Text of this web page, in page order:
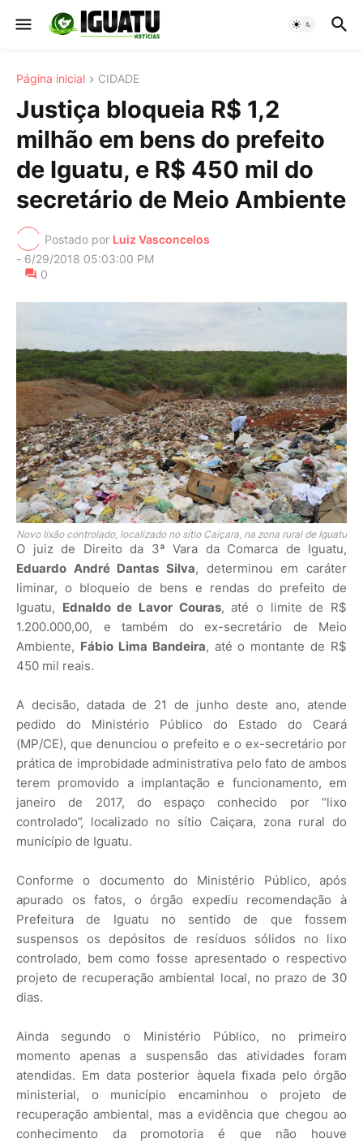
Página inicial CIDADE
Justiça bloqueia R$ 1,2
milhão em bens do prefeito
de Iguatu, e R$ 450 mil do
secretário de Meio Ambiente
Postado por Luiz Vasconcelos
- 6/29/2018 05:03:00 PM
0
Novo lixão controlado, localizado no sítio Caiçara, na zona rural de Iguatu
O juiz de Direito da 3ª Vara da Comarca de Iguatu,
Eduardo André Dantas Silva, determinou em caráter
liminar, o bloqueio de bens e rendas do prefeito de
Iguatu, Ednaldo de Lavor Couras, até o limite de R$
1.200.000,00, e também do ex-secretário de Meio
Ambiente, Fábio Lima Bandeira, até o montante de R$
450 mil reais.
A decisão, datada de 21 de junho deste ano, atende
pedido do Ministério Público do Estado do Ceará
(MP/CE), que denunciou o prefeito e o ex-secretário por
prática de improbidade administrativa pelo fato de ambos
terem promovido a implantação e funcionamento, em
janeiro de 2017, do espaço conhecido por “lixo
controlado”, localizado no sítio Caiçara, zona rural do
município de Iguatu.
Conforme o documento do Ministério Público, após
apurado os fatos, o órgão expediu recomendação à
Prefeitura de Iguatu no sentido de que fossem
suspensos os depósitos de resíduos sólidos no lixo
controlado, bem como fosse apresentado o respectivo
projeto de recuperação ambiental local, no prazo de 30
dias.
Ainda segundo o Ministério Público, no primeiro
momento apenas a suspensão das atividades foram
atendidas. Em data posterior àquela fixada pelo órgão
ministerial, o município encaminhou o projeto de
recuperação ambiental, mas a evidência que chegou ao
conhecimento da promotoria é que não houve